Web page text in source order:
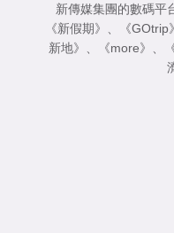
新傳媒集團的數碼平
《新假期》
《GOtrip》
新地》
《more》